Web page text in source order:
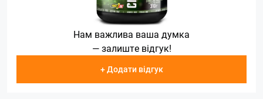
Нам важлива ваша думка
— залиште відгук!
+ Додати відгук